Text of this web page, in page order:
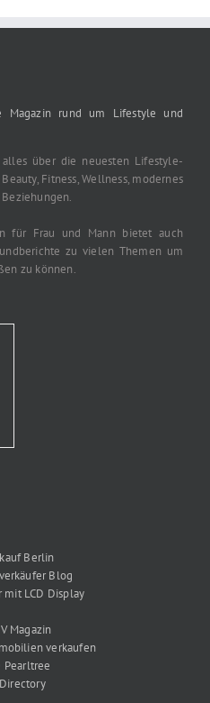
Magazin rund um Lifestyle und
über die neuesten Lifestyle-
Fitness, Wellness, modernes
Beziehungen.
für Frau und Mann bietet auch
zu vielen Themen um
zu können.
Berlin
Blog
mit LCD Display
Magazin
verkaufen
Pearltree